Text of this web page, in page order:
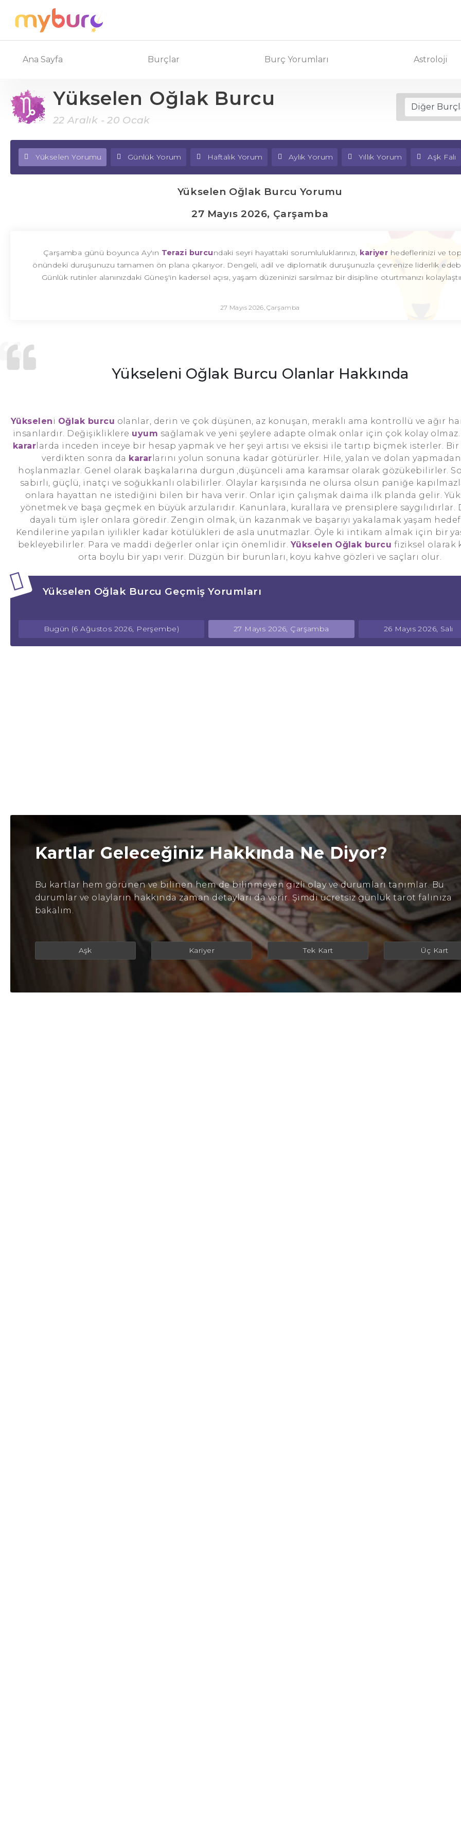
Ana Sayfa Burçlar Burç Yorumları Astroloji
Yükselen Oğlak Burcu
22 Aralık - 20 Ocak
Yükselen Yorumu Günlük Yorum Haftalık Yorum Aylık Yorum Yıllık Yorum Aşk Falı
Yükselen Oğlak Burcu Yorumu
27 Mayıs 2026, Çarşamba
Çarşamba günü boyunca Ay'ın Terazi burcundaki seyri hayattaki sorumluluklarınızı, kariyer hedeflerinizi ve
önündeki duruşunuzu tamamen ön plana çıkarıyor. Dengeli, adil ve diplomatik duruşunuzla çevrenize liderlik
Günlük rutinler alanınızdaki Güneş'in kadersel açısı, yaşam düzeninizi sarsılmaz bir disipline oturtmanızı
27 Mayıs 2026, Çarşamba
Yükseleni Oğlak Burcu Olanlar Hakkında
Yükseleni Oğlak burcu olanlar, derin ve çok düşünen, az konuşan, meraklı ama kontrollü ve ağır
insanlardır. Değişikliklere uyum sağlamak ve yeni şeylere adapte olmak onlar için çok kolay olmaz.
karar larda inceden inceye bir hesap yapmak ve her şeyi artısı ve eksisi ile tartıp biçmek isterler. Bir
verdikten sonra da karar larını yolun sonuna kadar götürürler. Hile, yalan ve dolan
hoşlanmazlar. Genel olarak başkalarına durgun ,düşünceli ama karamsar olarak gözükebilirler.
sabırlı, güçlü, inatçı ve soğukkanlı olabilirler. Olaylar karşısında ne olursa olsun paniğe
onlara hayattan ne istediğini bilen bir hava verir. Onlar için çalışmak daima ilk planda gelir.
yönetmek ve başa geçmek en büyük arzularıdır. Kanunlara, kurallara ve prensiplere saygılıdırlar.
dayalı tüm işler onlara göredir. Zengin olmak, ün kazanmak ve başarıyı yakalamak yaşam
Kendilerine yapılan iyilikler kadar kötülükleri de asla unutmazlar. Öyle ki intikam almak için bir
bekleyebilirler. Para ve maddi değerler onlar için önemlidir. Yükselen Oğlak burcu fiziksel olarak
orta boylu bir yapı verir. Düzgün bir burunları, koyu kahve gözleri ve saçları olur.
Yükselen Oğlak Burcu Geçmiş Yorumları
Bugün (6 Ağustos 2026, Perşembe) 27 Mayıs 2026, Çarşamba 26 Mayıs 2026, Salı
Kartlar Geleceğiniz Hakkında Ne Diyor?
Bu kartlar hem görünen ve bilinen hem de bilinmeyen gizli olay ve durumları tanımlar. Bu
durumlar ve olayların hakkında zaman detayları da verir. Şimdi ücretsiz günlük tarot falınıza
bakalım.
Aşk Kariyer Tek Kart Üç Kart